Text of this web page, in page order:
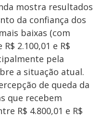
mostra resultados
da confiança dos
baixas (com
2.100,01 e R$
pela
a situação atual.
de queda da
que recebem
R$ 4.800,01 e R$